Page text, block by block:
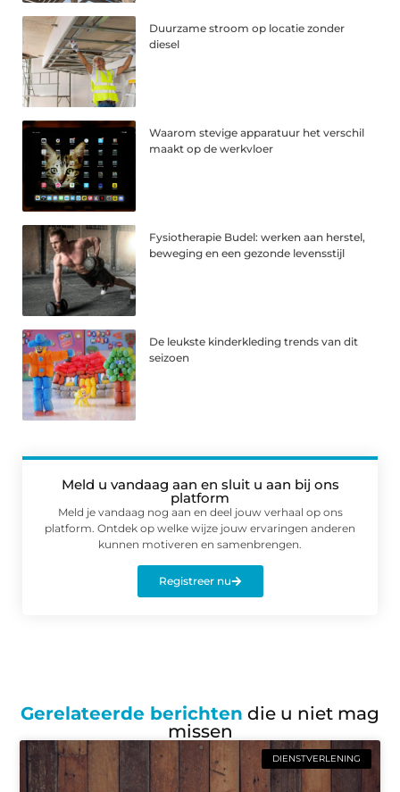
Duurzame stroom op locatie zonder
diesel
Waarom stevige apparatuur het verschil
maakt op de werkvloer
Fysiotherapie Budel: werken aan herstel,
beweging en een gezonde levensstijl
De leukste kinderkleding trends van dit
seizoen
Meld u vandaag aan en sluit u aan bij ons
platform
Meld je vandaag nog aan en deel jouw verhaal op ons
platform. Ontdek op welke wijze jouw ervaringen anderen
kunnen motiveren en samenbrengen.
Registreer nu
Gerelateerde berichten die u niet mag
missen
DIENSTVERLENING